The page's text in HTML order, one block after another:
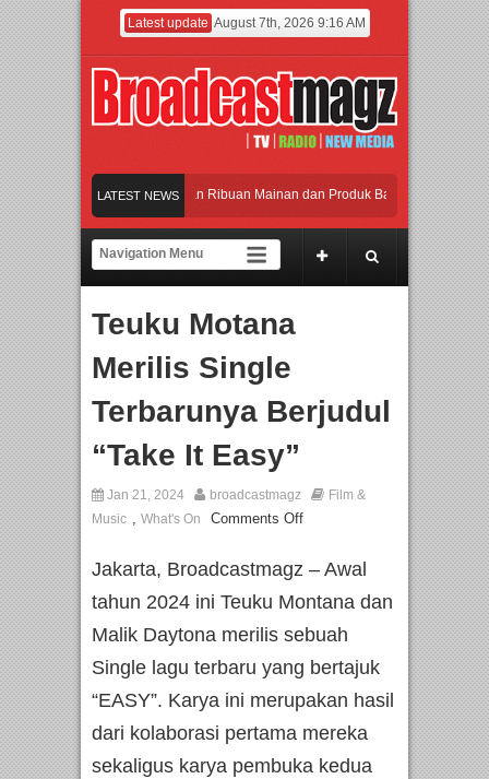
Latest update August 7th, 2026 9:16 AM
LATEST NEWS
Meramaikan Jakarta dengan Ribuan Mainan dan Produk Bayi dari Seluruh
Menjadi Gerbang Inovasi dan Peluang Bisnis Industri Gifts dan Housewares
Rayakan Perpaduan Warisan Dan Semangat Lokal, BIRKENSTOCK
Meramaikan Jakarta dengan Ribuan Mainan dan Produk Bayi dari Seluruh
Teuku Motana
Merilis Single
Terbarunya Berjudul
“Take It Easy”
Jan 21, 2024 broadcastmagz
Film &
Music , What's On Comments Off
Jakarta, Broadcastmagz – Awal
tahun 2024 ini Teuku Montana dan
Malik Daytona merilis sebuah
Single lagu terbaru yang bertajuk
“EASY”. Karya ini merupakan hasil
dari kolaborasi pertama mereka
sekaligus karya pembuka kedua